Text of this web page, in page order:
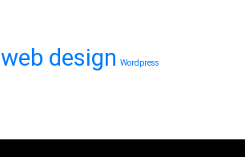
web design Wordpress